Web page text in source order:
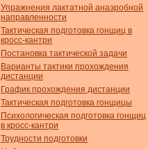
Упражнения лактатной анаэробной
направленности
Тактическая подготовка гонщиц в
кросс-кантри
Постановка тактической задачи
Варианты тактики прохождения
дистанции
График прохождения дистанции
Тактическая подготовка гонщицы
Психологическая подготовка гонщиц
в кросс-кантри
Трудности подготовки